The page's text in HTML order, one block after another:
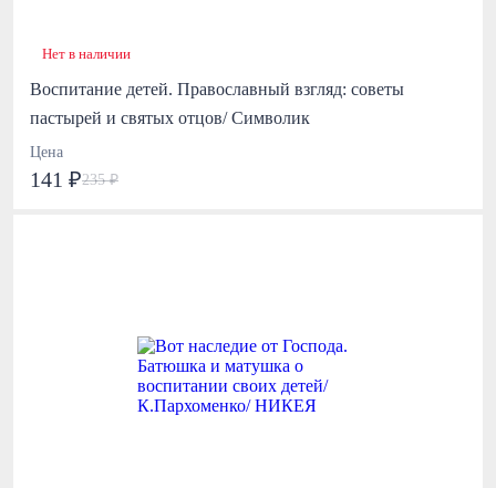
Нет в наличии
Воспитание детей. Православный взгляд: советы
пастырей и святых отцов/ Символик
Цена
141 ₽235 ₽